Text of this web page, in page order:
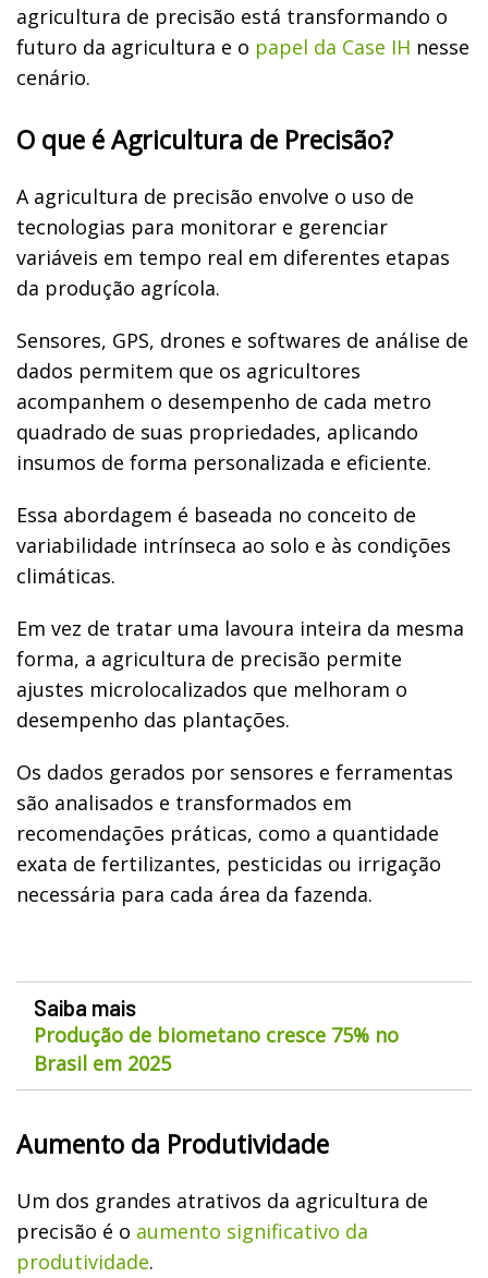
agricultura de precisão está transformando o
futuro da agricultura e o papel da Case IH nesse
cenário.
O que é Agricultura de Precisão?
A agricultura de precisão envolve o uso de
tecnologias para monitorar e gerenciar
variáveis em tempo real em diferentes etapas
da produção agrícola.
Sensores, GPS, drones e softwares de análise de
dados permitem que os agricultores
acompanhem o desempenho de cada metro
quadrado de suas propriedades, aplicando
insumos de forma personalizada e eficiente.
Essa abordagem é baseada no conceito de
variabilidade intrínseca ao solo e às condições
climáticas.
Em vez de tratar uma lavoura inteira da mesma
forma, a agricultura de precisão permite
ajustes microlocalizados que melhoram o
desempenho das plantações.
Os dados gerados por sensores e ferramentas
são analisados e transformados em
recomendações práticas, como a quantidade
exata de fertilizantes, pesticidas ou irrigação
necessária para cada área da fazenda.
Saiba mais
Produção de biometano cresce 75% no
Brasil em 2025
Aumento da Produtividade
Um dos grandes atrativos da agricultura de
precisão é o aumento significativo da
produtividade.